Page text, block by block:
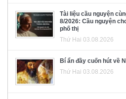
Tài liệu cầu nguyện
8/2026: Cầu nguyện
phố thị
Thứ Hai 03.08.2026
Bí ẩn đầy cuốn hút về
Thứ Hai 03.08.2026